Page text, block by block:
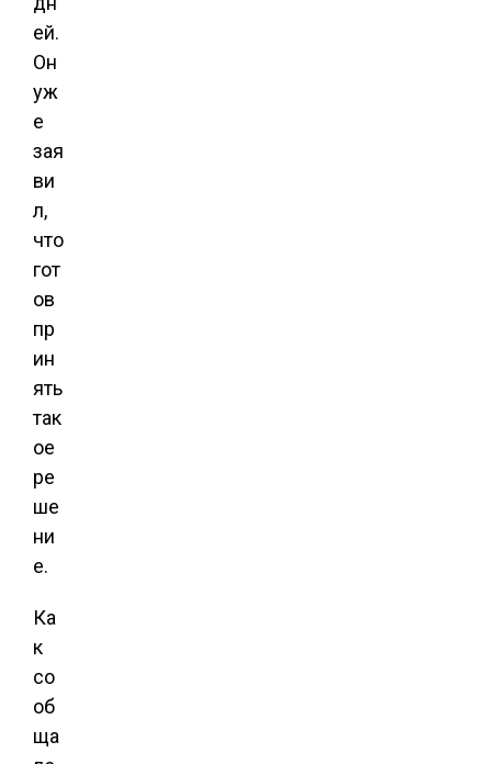
ей.
Он
уж
е
зая
ви
л,
что
гот
ов
пр
ин
ять
так
ое
ре
ше
ни
е.
Ка
к
со
об
ща